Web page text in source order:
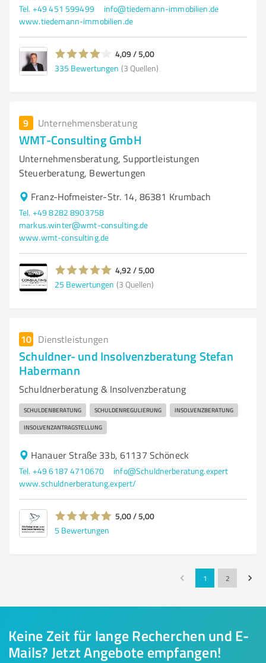
Tel. +49 451 599499
info@tiedemann-immobilien.de
www.tiedemann-immobilien.de
4,09 / 5,00
335 Bewertungen (3 Quellen)
9 Unternehmensberatung
WMT-Consulting GmbH
Unternehmensberatung, Supportleistungen
Steuerberatung, Bewertungen
Franz-Hofmeister-Str. 14, 86381 Krumbach
Tel. +49 8282 8903758
markus.winter@wmt-consulting.de
www.wmt-consulting.de
4,92 / 5,00
25 Bewertungen (3 Quellen)
10 Dienstleistungen
Schuldner- und Insolvenzberatung Stefan
Habermann
Schuldnerberatung & Insolvenzberatung
SCHULDENBERATUNG SCHULDENREGULIERUNG INSOLVENZBERATUNG
INSOLVENZANTRAGSTELLUNG
Hanauer Straße 33b, 61137 Schöneck
Tel. +49 6187 4710670
info@Schuldnerberatung.expert
www.schuldnerberatung.expert/
5,00 / 5,00
5 Bewertungen
1 2
Keine Zeit für lange Recherchen und E-
Mails? Jetzt Angebote empfangen!